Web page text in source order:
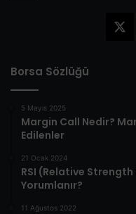
Borsa Sözlüğü
5 Mayıs 2025
​Margin Call Nedir?
Edilenler​
21 Ocak 2024
RSI (Relative Strength
Yorumlanır?
11 Ağustos 2022